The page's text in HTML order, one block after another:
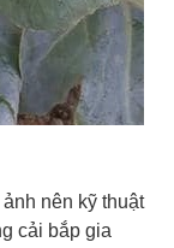
nên kỹ thuật
cải bắp gia